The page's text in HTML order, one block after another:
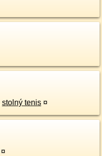
stolný tenis ¤
¤